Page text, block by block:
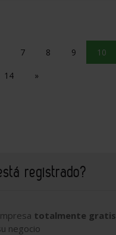
7 8 9 10
14 »
registrado?
totalmente gratis
negocio